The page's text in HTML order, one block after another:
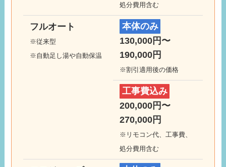
処分費用含む
フルオート
※従来型
※自動足し湯や自動保温
本体のみ
130,000円〜
190,000円
※割引適用後の価格
工事費込み
200,000円〜
270,000円
※リモコン代、工事費、
処分費用含む